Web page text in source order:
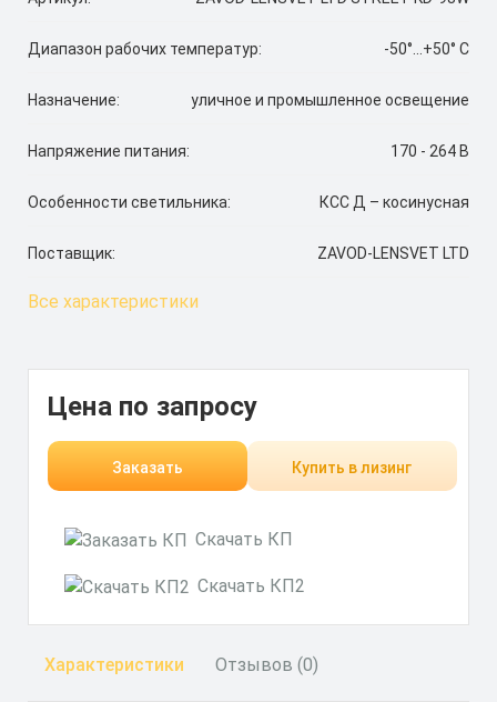
Диапазон рабочих температур: -50°…+50° C
Назначение: уличное и промышленное освещение
Напряжение питания: 170 - 264 В
Особенности светильника: КСС Д – косинусная
Поставщик: ZAVOD-LENSVET LTD
Все характеристики
Цена по запросу
Заказать Купить в лизинг
Скачать КП
Скачать КП2
Характеристики Отзывов (0)